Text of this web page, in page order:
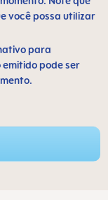
você possa utilizar
para
emitido pode ser